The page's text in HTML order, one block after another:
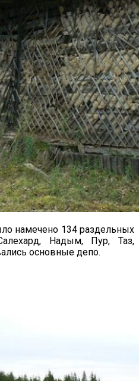
намечено 134 раздельных
Надым, Пур, Таз,
основные депо.